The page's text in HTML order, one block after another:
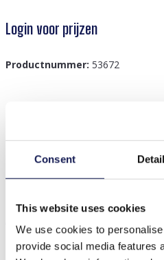
Consent
This website uses cookies
We use cookies to
provide social media features
Login voor prijzen
Productnummer: 53672
I-F8.1 B221-301S Rope
Silver-Yellow
Anderen kochten ook